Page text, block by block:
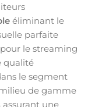
éliminant le
parfaite
pour le streaming
qualité
le segment
de gamme
assurant une